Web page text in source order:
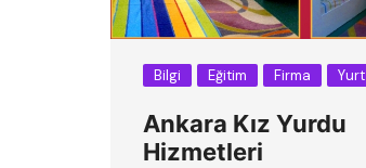
Bilgi Eğitim Firma Yurt
Ankara Kız Yurdu
Hizmetleri